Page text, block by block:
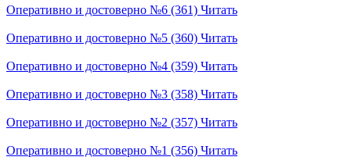
Оперативно и достоверно №6 (361) Читать
Оперативно и достоверно №5 (360) Читать
Оперативно и достоверно №4 (359) Читать
Оперативно и достоверно №3 (358) Читать
Оперативно и достоверно №2 (357) Читать
Оперативно и достоверно №1 (356) Читать